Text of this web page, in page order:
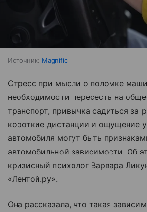
Источник: Magnific
Стресс при мысли о поломке
необходимости пересесть на
транспорт, привычка садиться за
короткие дистанции и ощущение
автомобиля могут быть
автомобильной зависимости. Об
кризисный психолог Варвара
«Лентой.ру».
Она рассказала, что такая